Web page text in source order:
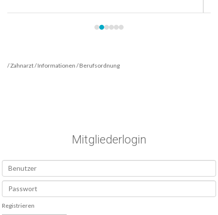
/ Zahnarzt / Informationen / Berufsordnung
Mitgliederlogin
Registrieren